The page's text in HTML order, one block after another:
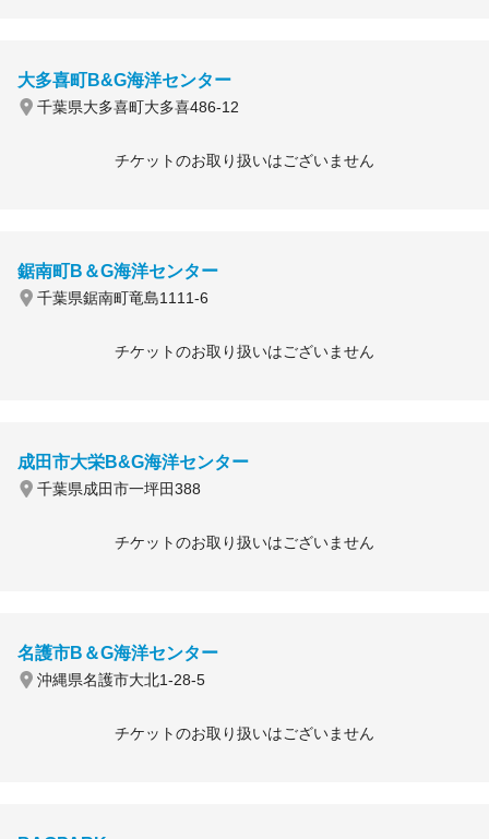
大多喜町B&G海洋センター
千葉県大多喜町大多喜486-12
チケットのお取り扱いはございません
鋸南町B＆G海洋センター
千葉県鋸南町竜島1111-6
チケットのお取り扱いはございません
成田市大栄B&G海洋センター
千葉県成田市一坪田388
チケットのお取り扱いはございません
名護市B＆G海洋センター
沖縄県名護市大北1-28-5
チケットのお取り扱いはございません